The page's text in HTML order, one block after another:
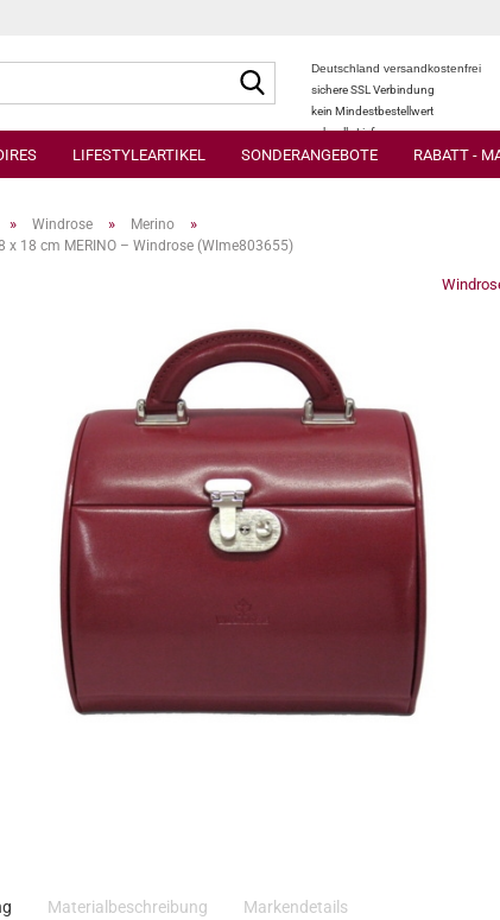
Suche...Deutschland versandkostenfrei
sichere SSL Verbindung
kein Mindestbestellwert
schnelle Lieferung
LIFESTYLEARTIKEL SONDERANGEBOTE RABATT -
» Windrose » Merino »
x 18 cm MERINO – Windrose (WIme803655)
Materialbeschreibung Markendetails